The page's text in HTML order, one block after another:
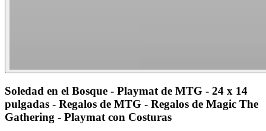
Soledad en el Bosque - Playmat de MTG - 24 x 14
pulgadas - Regalos de MTG - Regalos de Magic The
Gathering - Playmat con Costuras